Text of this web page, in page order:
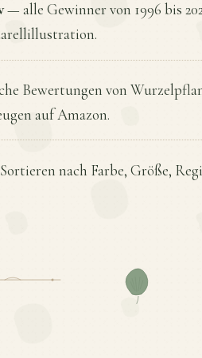
— alle Gewinner von 1996 bis
Bewertungen von
auf Amazon.
nach Farbe, Größe,